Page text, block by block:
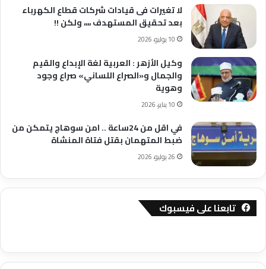
لا تغيرات فى قيادات شركات قطاع الكهرباء
بعد تحقيق المستهدف ،،،، ولكن !!
10 يوليو، 2026
وكيل الأزهر : العربية لغة الإبداع والقيم
والجمال و«الصراع اللساني» صراع وجود
وهوية
10 يناير، 2026
في اقل من 24ساعة .. امن سوهاج يتمكن من
ضبط المتهمان بقتل فتاة المنشاة
26 يوليو، 2026
تابعنا على فيسبوك